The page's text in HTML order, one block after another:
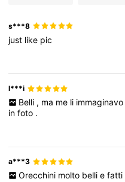
s***8
just like pic
l***i
Belli , ma me li immaginavo
infoto .
a***3
Orecchini molto belli e fatti